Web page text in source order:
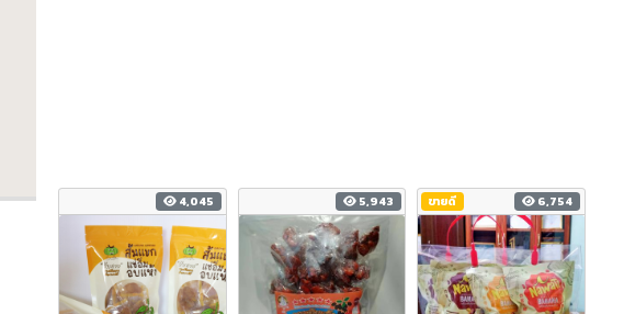
4,045 5,943 ขายดี 6,754